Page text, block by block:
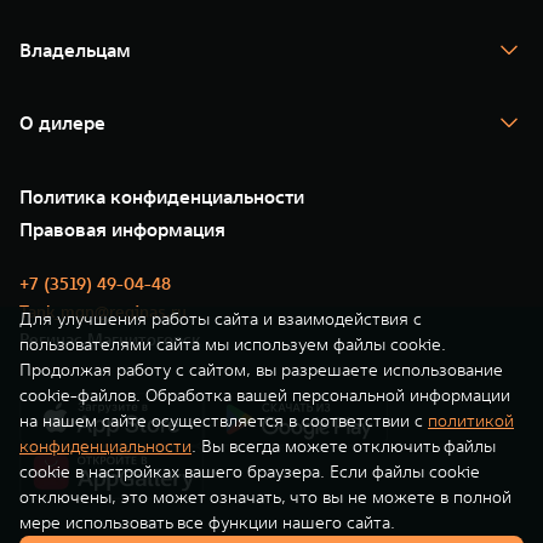
Масштаб возможностей
от 6 449 000 ₽
Тест-драйв
TANK Финансы
Корпоративным клиентам
Зарядные станции
Владельцам
Помощь на дороге
Новые цифровые сервисы TANK
Сервис
Нулевое ТО
Моторные масла
О дилере
35 лет GWM
GWM ТЕХ ДЕНЬ
Новости
Политика конфиденциальности
Правовая информация
+7 (3519) 49-04-48
Tank_mgn@reginas.ru
Регинас Магнитогорск
Для улучшения работы сайта и взаимодействия с
пользователями сайта мы используем файлы cookie.
Продолжая работу с сайтом, вы разрешаете использование
cookie-файлов. Обработка вашей персональной информации
на нашем сайте осуществляется в соответствии с политикой
конфиденциальности. Вы всегда можете отключить файлы
cookie в настройках вашего браузера. Если файлы cookie
отключены, это может означать, что вы не можете в полной
мере использовать все функции нашего сайта.